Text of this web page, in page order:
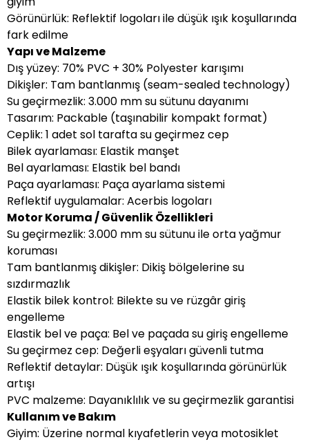
Görünürlük: Reflektif logoları ile düşük ışık koşullarında
fark edilme
Yapı ve Malzeme
Dış yüzey: 70% PVC + 30% Polyester karışımı
Dikişler: Tam bantlanmış (seam-sealed technology)
Su geçirmezlik: 3.000 mm su sütunu dayanımı
Tasarım: Packable (taşınabilir kompakt format)
Ceplik: 1 adet sol tarafta su geçirmez cep
Bilek ayarlaması: Elastik manşet
Bel ayarlaması: Elastik bel bandı
Paça ayarlaması: Paça ayarlama sistemi
Reflektif uygulamalar: Acerbis logoları
Motor Koruma / Güvenlik Özellikleri
Su geçirmezlik: 3.000 mm su sütunu ile orta yağmur
koruması
Tam bantlanmış dikişler: Dikiş bölgelerine su
sızdırmazlık
Elastik bilek kontrol: Bilekte su ve rüzgâr giriş
engelleme
Elastik bel ve paça: Bel ve paçada su giriş engelleme
Su geçirmez cep: Değerli eşyaları güvenli tutma
Reflektif detaylar: Düşük ışık koşullarında görünürlük
artışı
PVC malzeme: Dayanıklılık ve su geçirmezlik garantisi
Kullanım ve Bakım
Giyim: Üzerine normal kıyafetlerin veya motosiklet